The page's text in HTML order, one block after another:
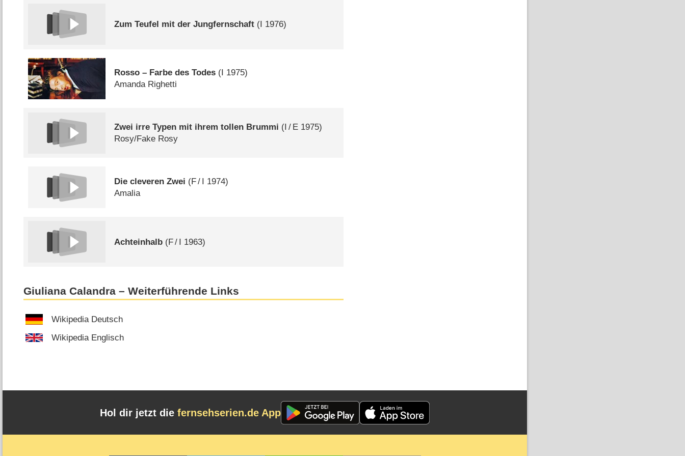
Zum Teufel mit der Jungfernschaft (I 1976)
Rosso – Farbe des Todes ( 1975)
Amanda Righetti
Zwei irre Typen mit ihrem tollen Brummi ( / E 1975)
Rosy/​Fake Rosy
Die cleveren Zwei (F/
1974)
Amalia
Achteinhalb (F/ I 1963)
Giuliana Calandra – Weiterführende Links
Wikipedia Deutsch
Wikipedia Englisch
Hol dir jetzt die fernsehserien.de App